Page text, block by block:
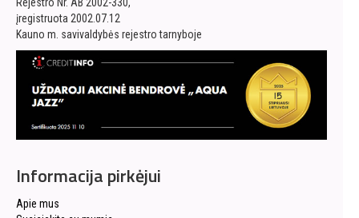
Rejestro Nr. AB 2002-330,
įregistruota 2002.07.12
Kauno m. savivaldybės rejestro tarnyboje
Informacija pirkėjui
Apie mus